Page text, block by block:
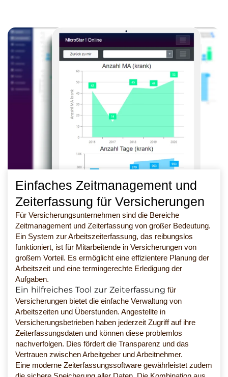
Einfaches Zeitmanagement und
Zeiterfassung für Versicherungen
Für Versicherungsunternehmen sind die Bereiche
Zeitmanagement und Zeiterfassung von großer Bedeutung.
Ein System zur Arbeitszeiterfassung, das reibungslos
funktioniert, ist für Mitarbeitende in Versicherungen von
großem Vorteil. Es ermöglicht eine effizientere Planung der
Arbeitszeit und eine termingerechte Erledigung der
Aufgaben.
Ein hilfreiches Tool zur Zeiterfassung für
Versicherungen bietet die einfache Verwaltung von
Arbeitszeiten und Überstunden. Angestellte in
Versicherungsbetrieben haben jederzeit Zugriff auf ihre
Zeiterfassungsdaten und können diese problemlos
nachverfolgen. Dies fördert die Transparenz und das
Vertrauen zwischen Arbeitgeber und Arbeitnehmer.
Eine moderne Zeiterfassungssoftware gewährleistet zudem